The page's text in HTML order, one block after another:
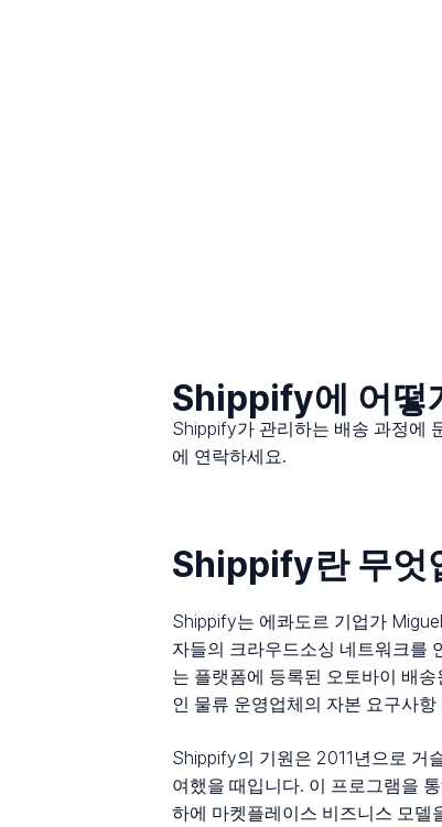
Shippify에 어떻
Shippify가 관리하는 배송 과정에
에 연락하세요.
Shippify란 무엇
Shippify는 에콰도르 기업가
자들의 크라우드소싱 네트워크를
는 플랫폼에 등록된 오토바이 배
인 물류 운영업체의 자본 요구사
Shippify의 기원은 2011년으로 거
여했을 때입니다. 이 프로그램을
하에 마켓플레이스 비즈니스 모델